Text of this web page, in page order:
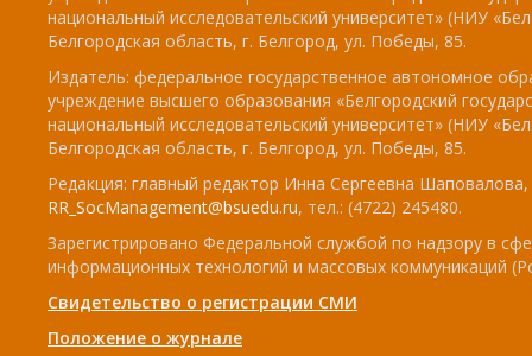
национальный исследовательский университет» (НИУ
Белгородская область, г. Белгород, ул. Победы, 85.
Издатель: федеральное государственное автономное
учреждение высшего образования «Белгородский
национальный исследовательский университет» (НИУ
Белгородская область, г. Белгород, ул. Победы, 85.
Редакция: главный редактор Инна Сергеевна
RR_SocManagement@bsuedu.ru, тел.: (4722) 245480.
Зарегистрировано Федеральной службой по надзору в
информационных технологий и массовых коммуникаций
Свидетельство о регистрации СМИ
Положение о журнале